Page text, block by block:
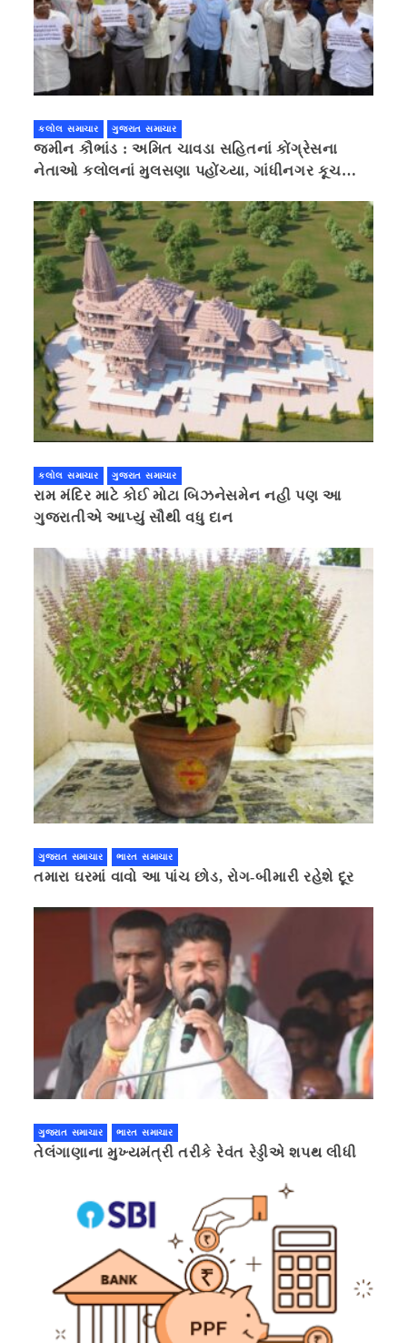
કલોલ સમાચાર ગુજરાત સમાચાર
જમીન કૌભાંડ : અમિત ચાવડા સહિતનાં કોંગ્રેસના
નેતાઓ કલોલનાં મુલસણા પહોંચ્યા, ગાંધીનગર કૂચ
કલોલ સમાચાર ગુજરાત સમાચાર
રામ મંદિર માટે કોઈ મોટા બિઝનેસમેન નહી પણ આ
ગુજરાતીએ આપ્યું સૌથી વધુ દાન
ગુજરાત સમાચાર ભારત સમાચાર
તમારા ઘરમાં વાવો આ પાંચ છોડ, રોગ-બીમારી રહેશે દૂર
ગુજરાત સમાચાર ભારત સમાચાર
તેલંગાણાના મુખ્યમંત્રી તરીકે રેવંત રેડ્ડીએ શપથ લીધી